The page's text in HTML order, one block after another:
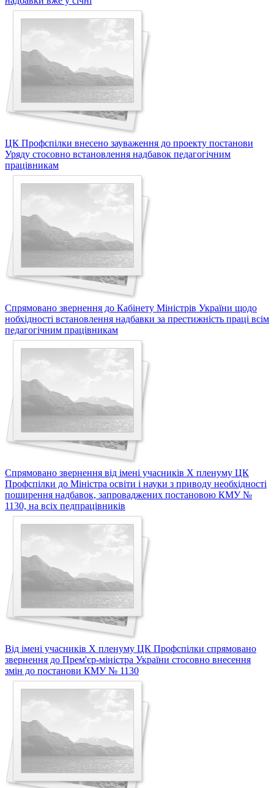
ЦК Профспілки внесено зауваження до проекту постанови
Уряду стосовно встановлення надбавок педагогічним
працівникам
Спрямовано звернення до Кабінету Міністрів України щодо
нобхідності встановлення надбавки за престижність праці всім
педагогічним працівникам
Спрямовано звернення від імені учасників X пленуму ЦК
Профспілки до Міністра освіти і науки з приводу необхідності
поширення надбавок, запроваджених постановою КМУ №
1130, на всіх педпрацівників
Від імені учасників X пленуму ЦК Профспілки спрямовано
звернення до Прем'єр-міністра України стосовно внесення
змін до постанови КМУ № 1130